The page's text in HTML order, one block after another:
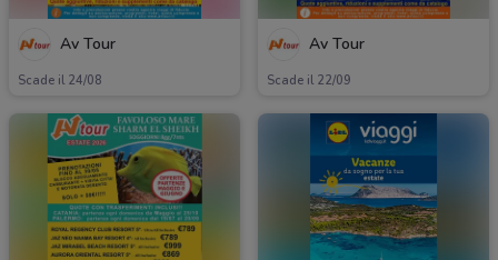
Av Tour
Scade il 24/08
Av Tour
Scade il 22/09